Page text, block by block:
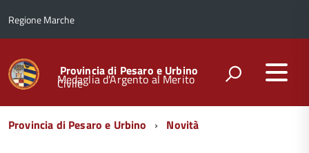
Regione Marche
Provincia di Pesaro e Urbino
Medaglia d'Argento al Merito
Civile
Menu
diProvincia di Pesaro e Urbino Novità